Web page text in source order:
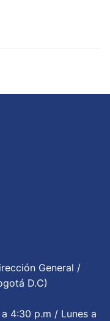
General /
D.C)
4:30 p.m / Lunes a